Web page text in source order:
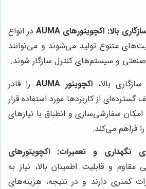
بالا: اکچویتورهای AUMA
در انواع
متنوع تولید می‌شوند و می‌توانند
صنعتی و سیستم‌های کنترل سازگار شوند.
بالا، اکچویتور AUMA
را قادر
از کاربردها مورد استفاده قرار
امکان سفارشی‌سازی و انطباق با نیازهای
فراهم می‌کند.
نگهداری و تعمیرات: اکچویتورهای
مقاوم و قابلیت اطمینان بالا، نیاز به
کمتری دارند و در نتیجه، هزینه‌های